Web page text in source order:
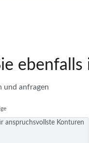
ebenfalls
und anfragen